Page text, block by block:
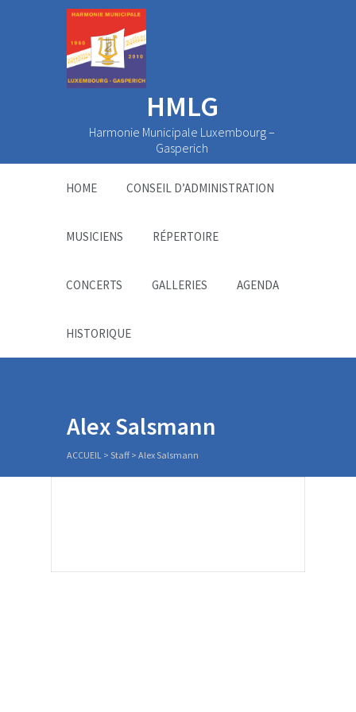
HMLG
Harmonie Municipale Luxembourg –
Gasperich
HOME CONSEIL D’ADMINISTRATION
MUSICIENS RÉPERTOIRE
CONCERTS GALLERIES AGENDA
HISTORIQUE
Alex Salsmann
ACCUEIL > Staff > Alex Salsmann